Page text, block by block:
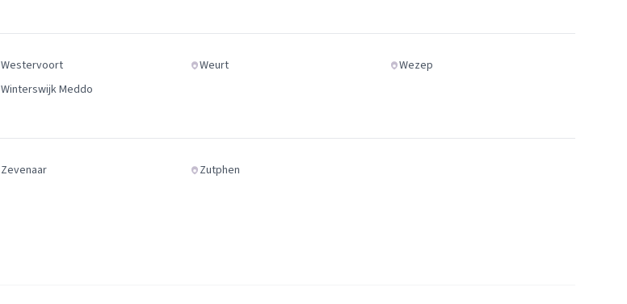
Westervoort Weurt
Wezep
Winterswijk Meddo
Zevenaar Zutphen